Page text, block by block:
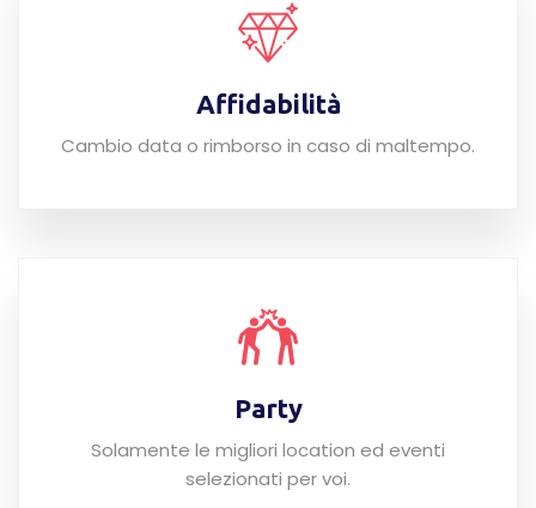
Affidabilità
Cambio data o rimborso in caso di maltempo.
Party
Solamente le migliori location ed eventi
selezionati per voi.